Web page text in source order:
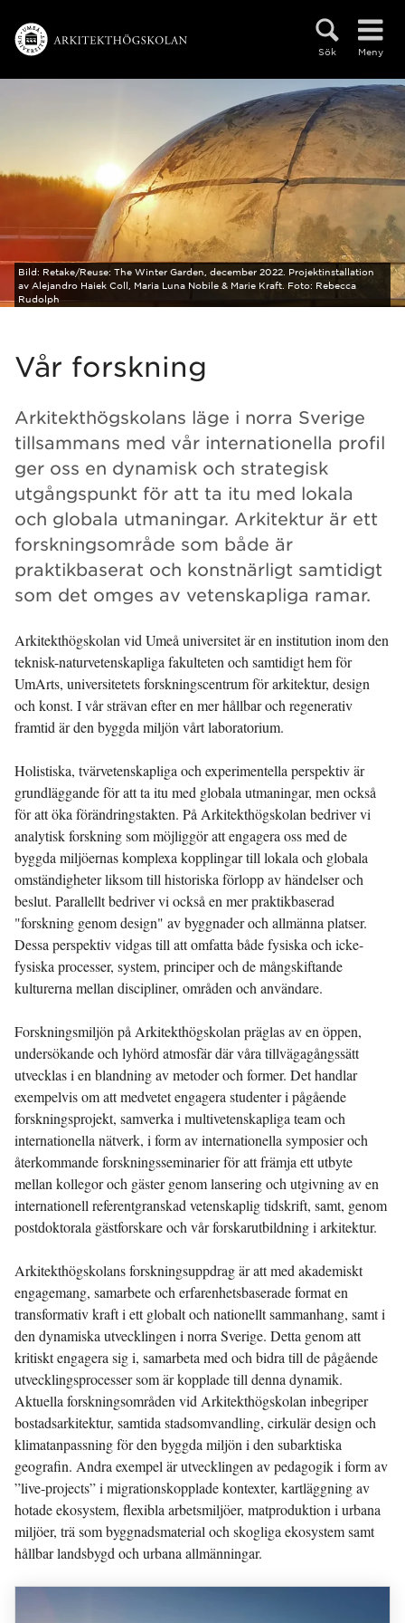
Sök Meny
Bild: Retake/Reuse: The Winter Garden, december 2022. Projektinstallation
av Alejandro Haiek Coll, Maria Luna Nobile & Marie Kraft. Foto: Rebecca
Rudolph
Vår forskning
Arkitekthögskolans läge i norra Sverige
tillsammans med vår internationella profil
ger oss en dynamisk och strategisk
utgångspunkt för att ta itu med lokala
och globala utmaningar. Arkitektur är ett
forskningsområde som både är
praktikbaserat och konstnärligt samtidigt
som det omges av vetenskapliga ramar.
Arkitekthögskolan vid Umeå universitet är en institution inom den
teknisk-naturvetenskapliga fakulteten och samtidigt hem för
UmArts, universitetets forskningscentrum för arkitektur, design
och konst. I vår strävan efter en mer hållbar och regenerativ
framtid är den byggda miljön vårt laboratorium.
Holistiska, tvärvetenskapliga och experimentella perspektiv är
grundläggande för att ta itu med globala utmaningar, men också
för att öka förändringstakten. På Arkitekthögskolan bedriver vi
analytisk forskning som möjliggör att engagera oss med de
byggda miljöernas komplexa kopplingar till lokala och globala
omständigheter liksom till historiska förlopp av händelser och
beslut. Parallellt bedriver vi också en mer praktikbaserad
"forskning genom design" av byggnader och allmänna platser.
Dessa perspektiv vidgas till att omfatta både fysiska och icke-
fysiska processer, system, principer och de mångskiftande
kulturerna mellan discipliner, områden och användare.
Forskningsmiljön på Arkitekthögskolan präglas av en öppen,
undersökande och lyhörd atmosfär där våra tillvägagångssätt
utvecklas i en blandning av metoder och former. Det handlar
exempelvis om att medvetet engagera studenter i pågående
forskningsprojekt, samverka i multivetenskapliga team och
internationella nätverk, i form av internationella symposier och
återkommande forskningsseminarier för att främja ett utbyte
mellan kollegor och gäster genom lansering och utgivning av en
internationell referentgranskad vetenskaplig tidskrift, samt, genom
postdoktorala gästforskare och vår forskarutbildning i arkitektur.
Arkitekthögskolans forskningsuppdrag är att med akademiskt
engagemang, samarbete och erfarenhetsbaserade format en
transformativ kraft i ett globalt och nationellt sammanhang, samt i
den dynamiska utvecklingen i norra Sverige. Detta genom att
kritiskt engagera sig i, samarbeta med och bidra till de pågående
utvecklingsprocesser som är kopplade till denna dynamik.
Aktuella forskningsområden vid Arkitekthögskolan inbegriper
bostadsarkitektur, samtida stadsomvandling, cirkulär design och
klimatanpassning för den byggda miljön i den subarktiska
geografin. Andra exempel är utvecklingen av pedagogik i form av
”live-projects” i migrationskopplade kontexter, kartläggning av
hotade ekosystem, flexibla arbetsmiljöer, matproduktion i urbana
miljöer, trä som byggnadsmaterial och skogliga ekosystem samt
hållbar landsbygd och urbana allmänningar.